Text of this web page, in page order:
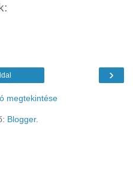
›
megtekintése
Blogger.